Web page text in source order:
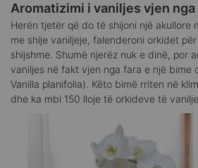
Aromatizimi i vaniljes vjen
Herën tjetër që do të shijoni një akullore
me shije vaniljeje, falenderoni orkidet
shijshme. Shumë njerëz nuk e dinë, por
vaniljes në fakt vjen nga fara e një bime
Vanilla planifolia). Këto bimë rriten në
dhe ka mbi 150 lloje të orkideve të